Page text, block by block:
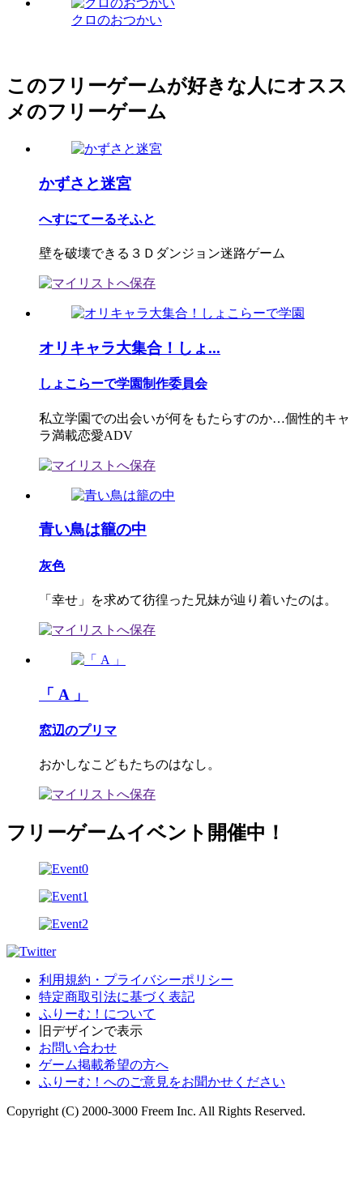
クロのおつかい
このフリーゲームが好きな人にオスス
メのフリーゲーム
かずさと迷宮
へすにてーるそふと
壁を破壊できる３Ｄダンジョン迷路ゲーム
オリキャラ大集合！しょ...
しょこらーで学園制作委員会
私立学園での出会いが何をもたらすのか…個性的キャ
ラ満載恋愛ADV
青い鳥は籠の中
灰色
「幸せ」を求めて彷徨った兄妹が辿り着いたのは。
「 A 」
窓辺のプリマ
おかしなこどもたちのはなし。
フリーゲームイベント開催中！
利用規約・プライバシーポリシー
特定商取引法に基づく表記
ふりーむ！について
旧デザインで表示
お問い合わせ
ゲーム掲載希望の方へ
ふりーむ！へのご意見をお聞かせください
Copyright (C) 2000-3000 Freem Inc. All Rights Reserved.